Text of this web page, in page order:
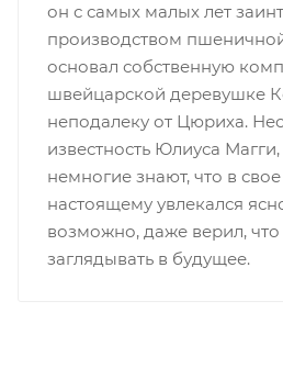
он с самых малых лет
производством
основал собственную
швейцарской деревушке
неподалеку от Цюриха.
известность Юлиуса
немногие знают, что в
настоящему увлекался
возможно, даже верил,
заглядывать в будущее.